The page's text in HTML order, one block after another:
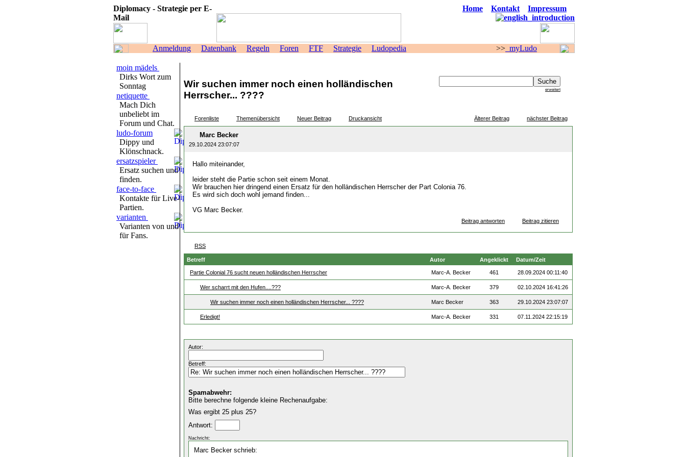
Diplomacy - Strategie per E-
Mail
Home Kontakt Impressum
Anmeldung Datenbank Regeln Foren FTF Strategie Ludopedia >> myLudo
moin mädels
Dirks Wort zum
Sonntag
netiquette
Mach Dich
unbeliebt im
Forum und Chat.
ludo-forum
Dippy und
Klönschnack.
ersatzspieler
Ersatz suchen und
finden.
face-to-face
Kontakte für Live-
Partien.
varianten
Varianten von und
für Fans.
erweitert
Wir suchen immer noch einen holländischen
Herrscher... ????
Älterer Beitrag nächster Beitrag
Forenliste Themenübersicht Neuer Beitrag Druckansicht
Marc Becker
29.10.2024 23:07:07
Hallo miteinander,
leider steht die Partie schon seit einem Monat.
Wir brauchen hier dringend einen Ersatz für den holländischen Herrscher der Part Colonia 76.
Es wird sich doch wohl jemand finden...
VG Marc Becker.
Beitrag antworten Beitrag zitieren
RSS
Betreff Autor Angeklickt Datum/Zeit
Partie Colonial 76 sucht neuen holländischen Herrscher Marc-A. Becker 461 28.09.2024 00:11:40
Wer scharrt mit den Hufen....??? Marc-A. Becker 379 02.10.2024 16:41:26
Wir suchen immer noch einen holländischen Herrscher... ???? Marc Becker 363 29.10.2024 23:07:07
Erledigt! Marc-A. Becker 331 07.11.2024 22:15:19
Autor:
Betreff:
Spamabwehr:
Bitte berechne folgende kleine Rechenaufgabe:
Was ergibt 25 plus 25?
Antwort:
Nachricht: